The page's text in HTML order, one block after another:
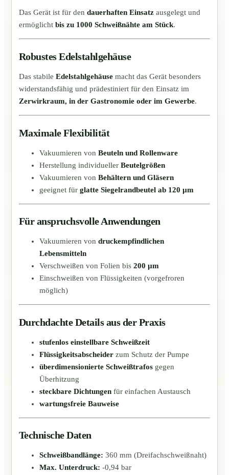
Das Gerät ist für den dauerhaften Einsatz ausgelegt und
ermöglicht bis zu 1000 Schweißnähte am Stück.
Robustes Edelstahlgehäuse
Das stabile Edelstahlgehäuse macht das Gerät besonders
widerstandsfähig und prädestiniert für den Einsatz im
Zerwirkraum, in der Gastronomie oder im Gewerbe.
Maximale Flexibilität
Vakuumieren von Beuteln und Rollenware
Herstellung individueller Beutelgrößen
Vakuumieren von Behältern und Gläsern
geeignet für glatte Siegelrandbeutel ab 120 µm
Für anspruchsvolle Anwendungen
Vakuumieren von druckempfindlichen
Lebensmitteln
Verschweißen von Folien bis 200 µm
Einschweißen von Flüssigkeiten (vorgefroren
möglich)
Durchdachte Details aus der Praxis
stufenlos einstellbare Schweißzeit
Flüssigkeitsabscheider zum Schutz der Pumpe
überdimensionierte Schweißtrafos gegen
Überhitzung
steckbare Dichtungen für einfachen Austausch
wartungsfreie Bauweise
Technische Daten
Schweißbandlänge: 360 mm (Dreifachschweißnaht)
Max. Unterdruck: -0,94 bar